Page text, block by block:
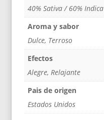
40% Sativa / 60% Indica
Aroma y sabor
Dulce, Terroso
Efectos
Alegre, Relajante
Pais de origen
Estados Unidos